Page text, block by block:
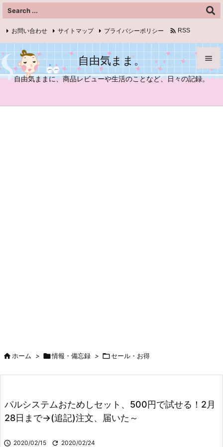
自由気まま。
自由気ままに、商品レビューや生活のことなど、日々の記録。



お問い合わせ サイトマップ プライバシーポリシー  RSS
Feedly
ホーム > 情報・備忘録 > セール・お得
パルシステムおためしセット、500円で試せる！2月
28日まで→(追記)注文、届いた～
 2020/02/15  2020/02/24